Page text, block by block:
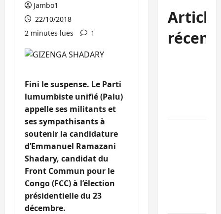
Jambo1
22/10/2018
2 minutes lues
1
Fini le suspense. Le Parti
lumumbiste unifié (Palu)
appelle ses militants et
ses sympathisants à
soutenir la candidature
d’Emmanuel Ramazani
Shadary, candidat du
Front Commun pour le
Congo (FCC) à l’élection
présidentielle du 23
décembre.